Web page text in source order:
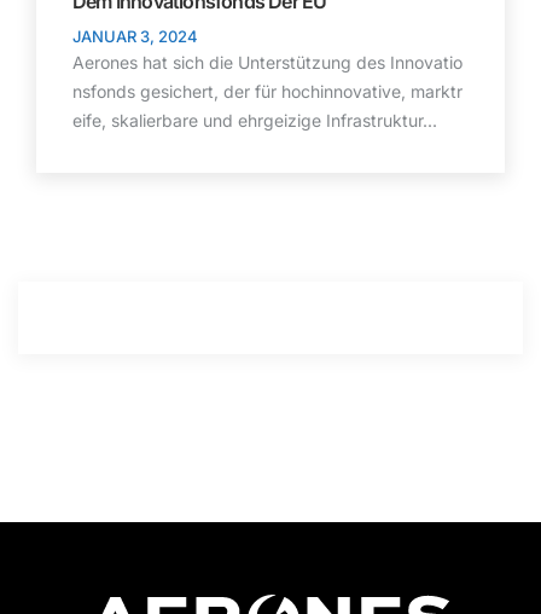
JANUAR 3, 2024
Aerones hat sich die Unterstützung des Innovatio
nsfonds gesichert, der für hochinnovative, marktr
eife, skalierbare und ehrgeizige Infrastruktur...